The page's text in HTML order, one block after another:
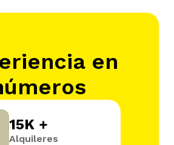
en
15K +
Alquileres